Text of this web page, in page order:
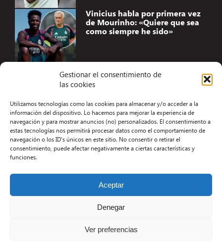
Gestionar el consentimiento de
las cookies
Utilizamos tecnologías como las cookies para almacenar y/o acceder a la
información del dispositivo. Lo hacemos para mejorar la experiencia de
navegación y para mostrar anuncios (no) personalizados. El consentimiento a
estas tecnologías nos permitirá procesar datos como el comportamiento de
navegación o los ID's únicos en este sitio. No consentir o retirar el
consentimiento, puede afectar negativamente a ciertas características y
funciones.
Aceptar
Denegar
Ver preferencias
Vinicius habla por primera vez
de Mourinho: «Quiere que sea
como siempre he sido»
Aviso Legal
Términos y condiciones
Política de privacidad
Contacto
Desarrollo Web por Kiwop